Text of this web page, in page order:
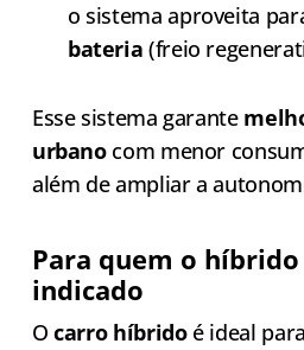
o sistema aproveita
bateria (freio
Esse sistema garante
urbanocom menor
além de ampliar a
Para quem o
indicado
Ocarro híbridoé ideal